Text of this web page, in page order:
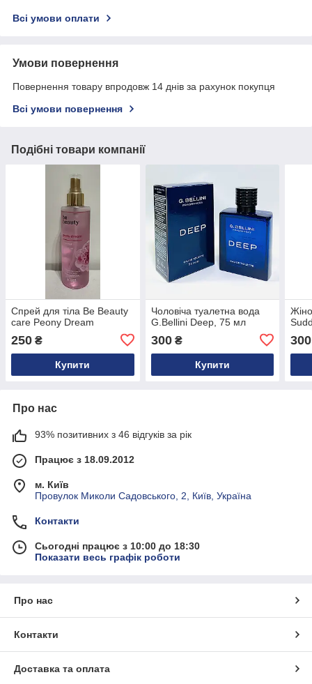
Всі умови оплати
Умови повернення
Повернення товару впродовж 14 днів за рахунок покупця
Всі умови повернення
Подібні товари компанії
Спрей для тіла Be Beauty
care Peony Dream
250 ₴
Купити
Чоловіча туалетна вода
G.Bellini Deep, 75 мл
300₴
Купити
300
Про нас
93% позитивних з 46 відгуків за рік
Працює з 18.09.2012
м. Київ
Провулок Миколи Садовського, 2, Київ, Україна
Контакти
Сьогодні працює з 10:00 до 18:30
Показати весь графік роботи
Про нас
Контакти
Доставка та оплата